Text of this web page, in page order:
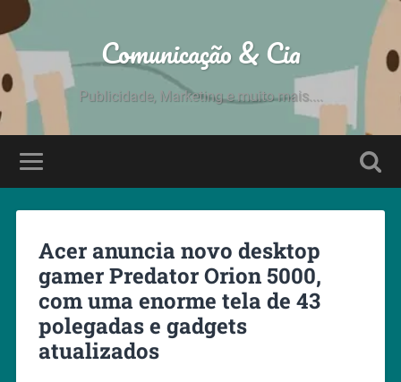
Comunicação & Cia
Publicidade, Marketing e muito mais....
Acer anuncia novo desktop
gamer Predator Orion 5000,
com uma enorme tela de 43
polegadas e gadgets
atualizados